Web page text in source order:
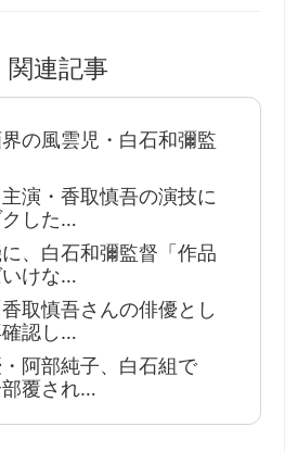
関連記事
界の風雲児・白石和彌監
演・香取慎吾の演技に
クした…
、白石和彌監督「作品
いけな…
取慎吾さんの俳優とし
確認し…
阿部純子、白石組で
部覆され…